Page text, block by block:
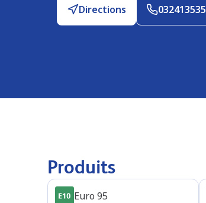
Directions
032413535
Produits
Euro 95